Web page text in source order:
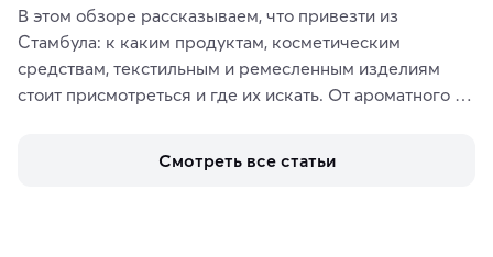
В этом обзоре рассказываем, что привезти из
Стамбула: к каким продуктам, косметическим
средствам, текстильным и ремесленным изделиям
стоит присмотреться и где их искать. От ароматного
аутентичных лавках — в подарок близким или себе на
Смотреть все статьи